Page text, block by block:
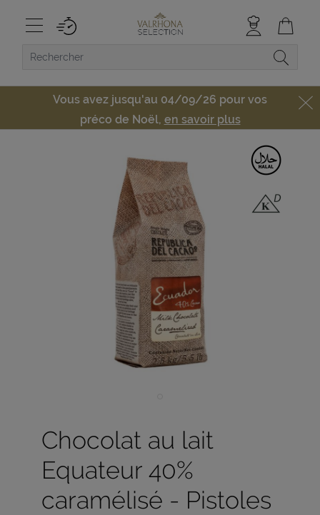
Vous avez jusqu'au 04/09/26 pour vos
préco de Noël, en savoir plus
Chocolat au lait
Equateur 40%
caramélisé - Pistoles